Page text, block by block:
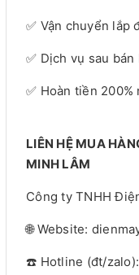
✅ Vận chuyển lắp
✅ Dịch vụ sau
✅ Hoàn tiền
LIÊN HỆ MUA
MINH LÂM
Công ty TNHH
🌐 Website:
☎️ Hotline (đt/